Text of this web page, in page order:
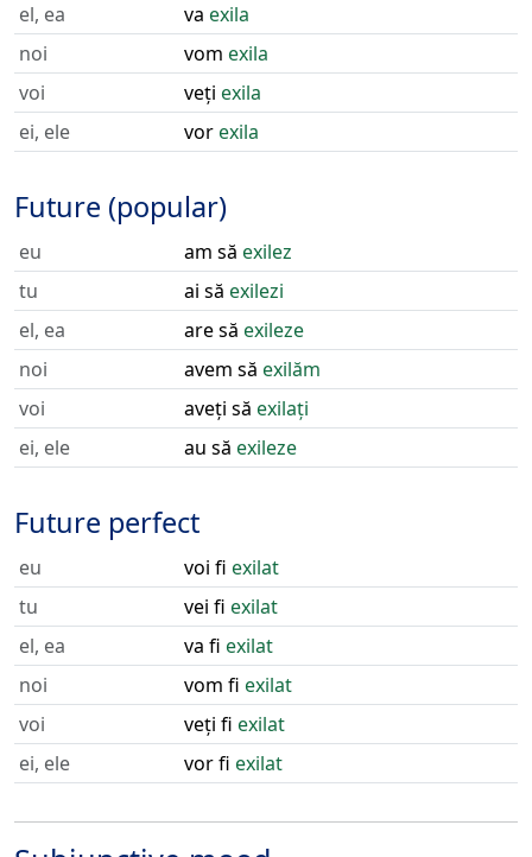
el, ea
va exila
noi
vom exila
voi
veți exila
ei, ele
vorexila
Future (popular)
eu am să exilez
tu
ai să exilezi
el, ea
are să exileze
noi
avem să exilăm
voi
aveți să exilați
ei, ele
au să exileze
Future perfect
eu voi fi exilat
tu
vei fi exilat
el, ea
va fi exilat
noi
vom fi exilat
voi
veți fi exilat
ei, ele
vor fi exilat